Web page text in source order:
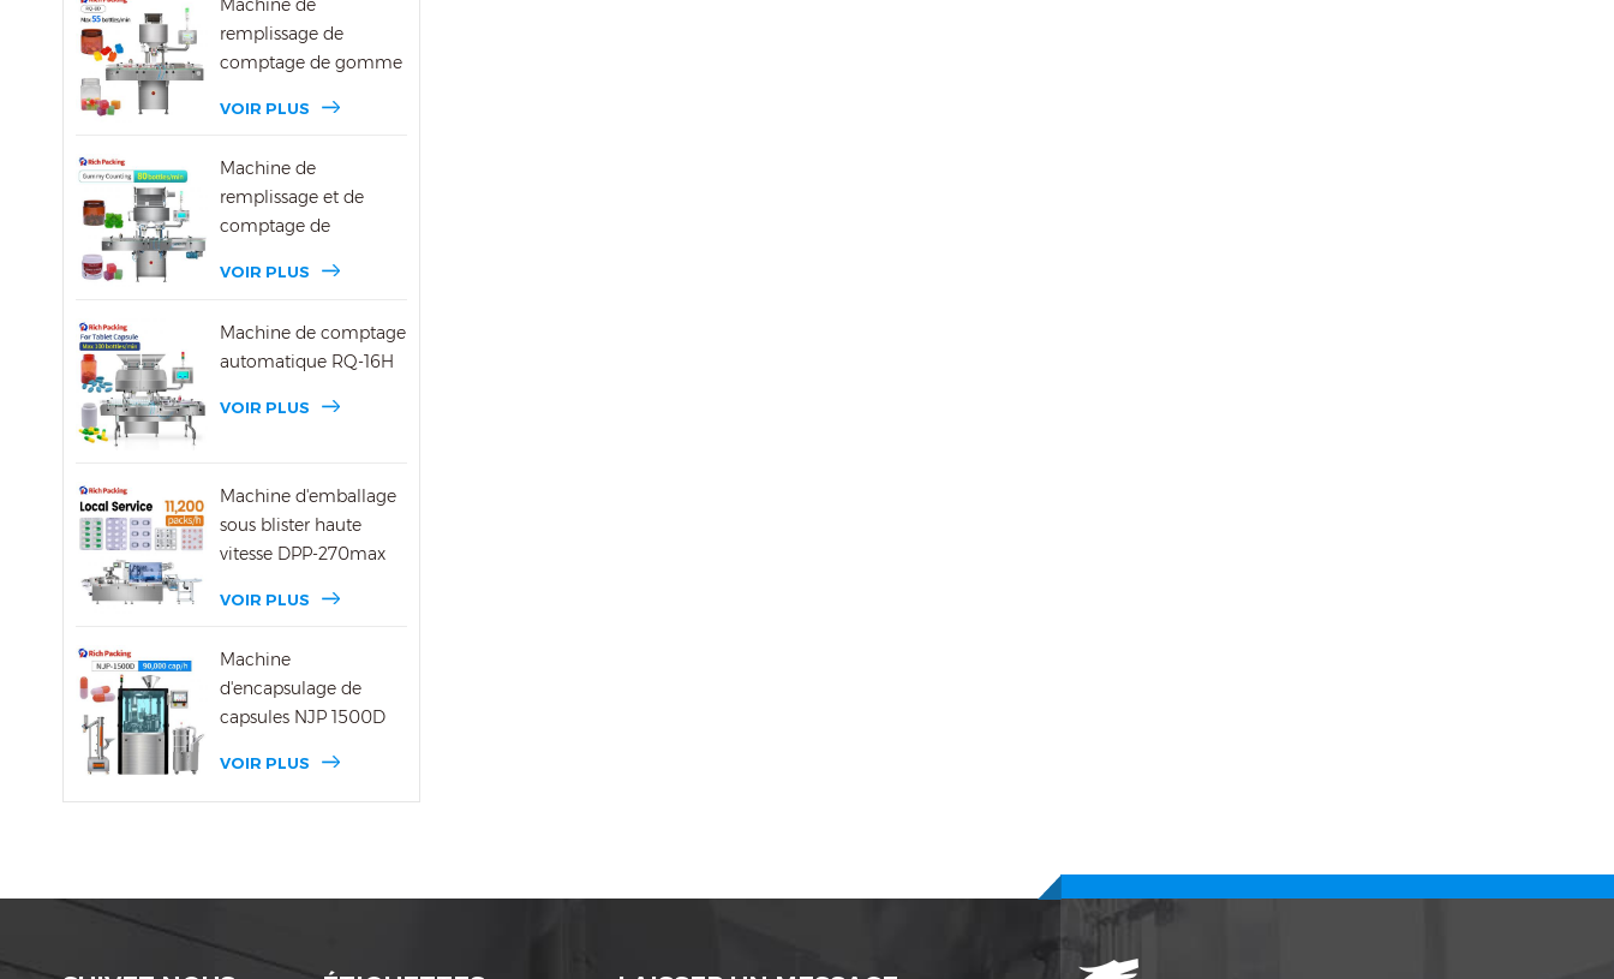
Machine de
remplissage de
comptage de gomme
VOIR PLUS
Machine de
remplissage et de
comptage de
16R
VOIR PLUS
Machine de comptage
automatique RQ-16H
VOIR PLUS
Machine d'emballage
sous blister haute
vitesse DPP-270max
VOIR PLUS
Machine
d'encapsulage de
capsules NJP 1500D
VOIR PLUS